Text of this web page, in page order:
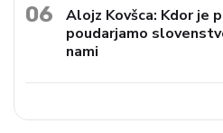
06
Alojz Kovšca: Kdor je
poudarjamo
nami